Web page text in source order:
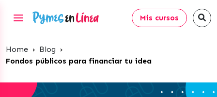
Mis cursos
Home › Blog ›
Fondos públicos para financiar tu idea